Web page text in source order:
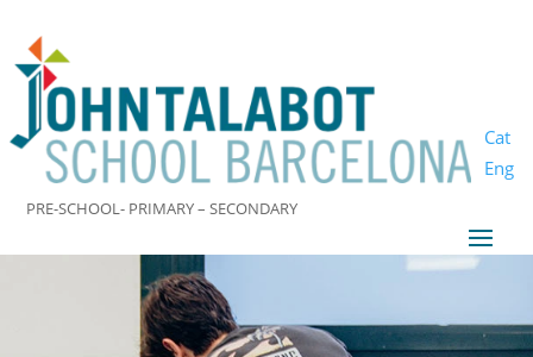
Cat
Eng
PRE-SCHOOL- PRIMARY – SECONDARY